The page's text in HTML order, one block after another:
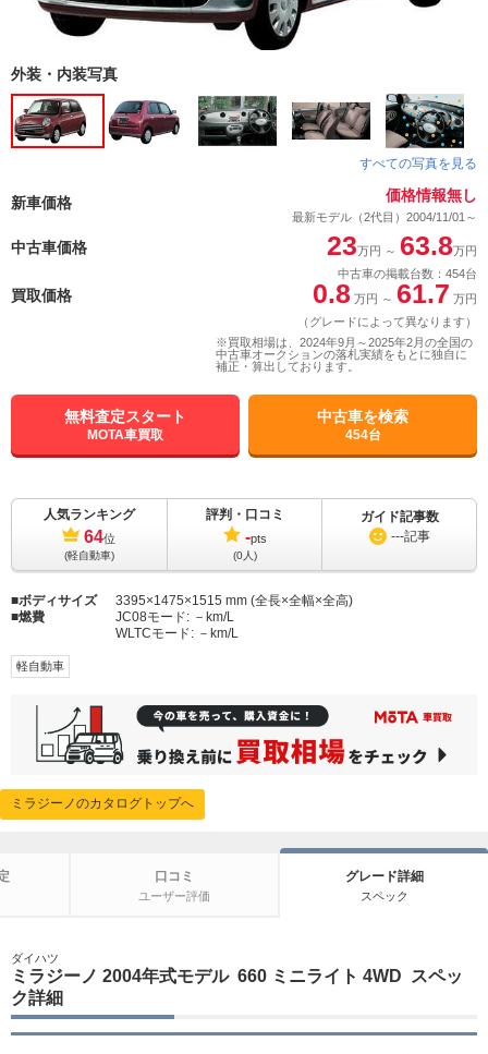
外装・内装写真
すべての写真を見る
新車価格 価格情報無し
最新モデル（2代目）2004/11/01～
中古車価格 23万円 ～ 63.8万円
中古車の掲載台数：454台
買取価格 0.8 万円 ～ 61.7 万円
（グレードによって異なります）
※買取相場は、2024年9月～2025年2月の全国の
中古車オークションの落札実績をもとに独自に
補正・算出しております。
無料査定スタート
MOTA車買取
中古車を検索
454台
人気ランキング
64位
(軽自動車)
評判・口コミ
-pts
(0人)
ガイド記事数
---記事
ボディサイズ
3395×1475×1515 mm (全長×全幅×全高)
燃費
JC08モード: －km/L
WLTCモード: －km/L
軽自動車
ミラジーノのカタログトップへ
口コミ
ユーザー評価
グレード詳細
スペック
ダイハツ
ミラジーノ 2004年式モデル 660 ミニライト 4WD スペッ
ク詳細